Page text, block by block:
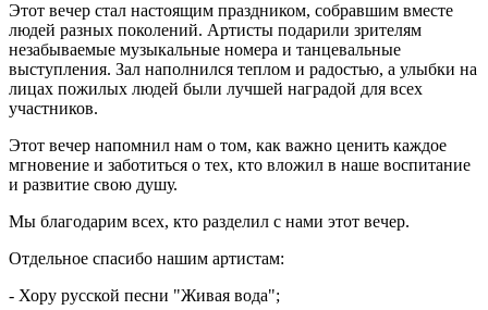
Этот вечер стал настоящим праздником, собравшим вместе
людей разных поколений. Артисты подарили зрителям
незабываемые музыкальные номера и танцевальные
выступления. Зал наполнился теплом и радостью, а улыбки на
лицах пожилых людей были лучшей наградой для всех
участников.
Этот вечер напомнил нам о том, как важно ценить каждое
мгновение и заботиться о тех, кто вложил в наше воспитание
и развитие свою душу.
Мы благодарим всех, кто разделил с нами этот вечер.
Отдельное спасибо нашим артистам:
- Хору русской песни "Живая вода";